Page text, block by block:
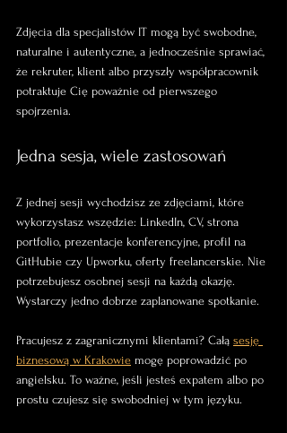
Zdjęcia dla specjalistów IT mogą być swobodne,
naturalne i autentyczne, a jednocześnie sprawiać,
że rekruter, klient albo przyszły współpracownik
potraktuje Cię poważnie od pierwszego
spojrzenia.
Jedna sesja, wiele zastosowań
Z jednej sesji wychodzisz ze zdjęciami, które
wykorzystasz wszędzie: LinkedIn, CV, strona
portfolio, prezentacje konferencyjne, profil na
GitHubie czy Upworku, oferty freelancerskie. Nie
potrzebujesz osobnej sesji na każdą okazję.
Wystarczy jedno dobrze zaplanowane spotkanie.
Pracujesz z zagranicznymi klientami? Całą sesję
biznesową w Krakowie mogę poprowadzić po
angielsku. To ważne, jeśli jesteś expatem albo po
prostu czujesz się swobodniej w tym języku.